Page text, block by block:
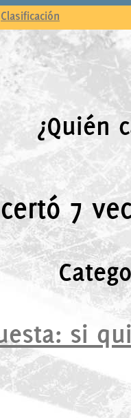
Clasificación
¿Quién
7
: si